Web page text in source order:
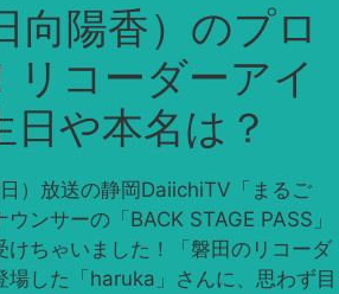
向陽香）のプロ
リコーダーアイ
日や本名は？
）放送の静岡DaiichiTV「まるご
ンサーの「BACK STAGE PASS」
けちゃいました！「磐田のリコーダ
場した「haruka」さんに、思わず目